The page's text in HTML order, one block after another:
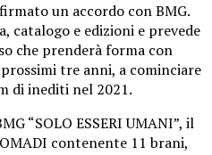
un accordo con BMG.
catalogo e edizioni e prevede
che prenderà forma con
tre anni, a cominciare
di inediti nel 2021.
“SOLO ESSERI UMANI”, il
contenente 11 brani,